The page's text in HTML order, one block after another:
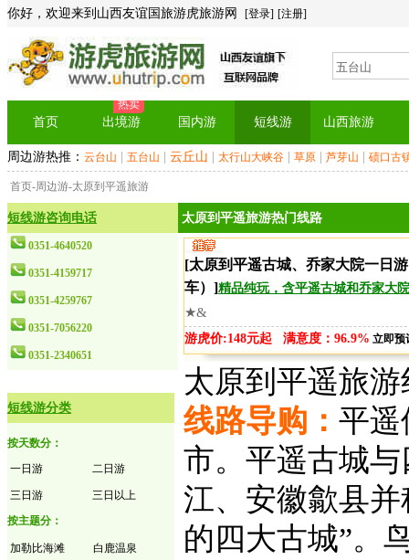
你好，欢迎来到山西友谊国旅游虎旅游网 [登录] [注册]
首页 出境游
热卖
国内游 短线游 山西旅游
周边游热推： 云台山 五台山 云丘山 太行山大峡谷 草原 芦芽山 碛口古
首页-周边游-太原到平遥旅游
短线游咨询电话
0351-4640520
0351-4159717
0351-4259767
0351-7056220
0351-2340651
短线游分类
按天数分：
一日游
二日游
三日游
三日以上
按主题分：
加勒比海滩 白鹿温泉
太原到平遥旅游热门线路
[太原到平遥古城、乔家大院一日
车）]精品纯玩，含平遥古城和乔家大
★&
游虎价:148元起 满意度：96.9% 立即预
太原到平遥旅
线路导购： 平遥
市。平遥古城
江、安徽歙县
的四大古城”。